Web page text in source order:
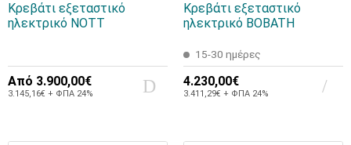
Κρεβάτι εξεταστικό
ηλεκτρικό NOTT
Από 3.900,00€
3.145,16€ + ΦΠΑ 24%
Κρεβάτι εξεταστικό
ηλεκτρικό BOBATH
15-30 ημέρες
4.230,00€
3.411,29€ + ΦΠΑ 24%